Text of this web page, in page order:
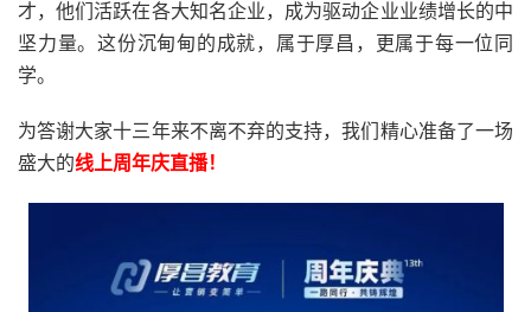
才，他们活跃在各大知名企业，成为驱动企业业绩增长的中
坚力量。这份沉甸甸的成就，属于厚昌，更属于每一位同
学。
为答谢大家十三年来不离不弃的支持，我们精心准备了一场
盛大的线上周年庆直播！